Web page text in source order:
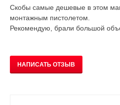
Скобы самые дешевые в этом
монтажным пистолетом.
Рекомендую, брали большой
НАПИСАТЬ ОТЗЫВ